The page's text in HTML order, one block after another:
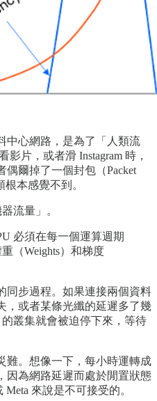
中心網路，是為了「人類流
片，或者滑 Instagram 時，
爾掉了一個封包（Packet
本感覺不到。
流量」。
必須在每一個運算週期
（Weights）和梯度
同步過程。如果連接兩個資料
，或者某條光纖的延遲多了幾
叢集就會被迫停下來，等待
難。想像一下，每小時運轉成
因為網路延遲而處於閒置狀態
Meta 來說是不可接受的。